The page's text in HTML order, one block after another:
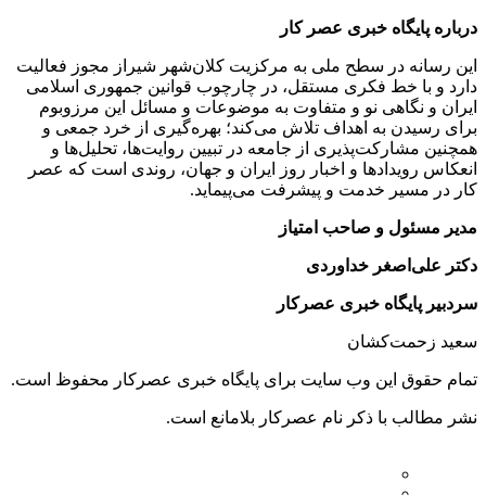
درباره پایگاه خبری عصر کار
این رسانه در سطح ملی به مرکزیت کلان‌شهر شیراز مجوز فعالیت
دارد و با خط فکری مستقل، در چارچوب قوانین جمهوری اسلامی
ایران و نگاهی نو و متفاوت به موضوعات ‌و مسائل این مرزوبوم
برای رسیدن به اهداف تلاش می‌کند؛ بهره‌گیری از خرد جمعی و
همچنین مشارکت‌پذیری از جامعه در تبیین روایت‌ها، تحلیل‌ها و
انعکاس رویدادها و اخبار روز ایران و جهان، روندی است که عصر
کار در مسیر خدمت و پیشرفت می‌پیماید.
مدیر مسئول و صاحب امتیاز
دکتر علی‌اصغر خداوردی
سردبیر پایگاه خبری عصرکار
سعید زحمت‌کشان
تمام حقوق این وب سایت برای پایگاه خبری عصرکار محفوظ است.
نشر مطالب با ذکر نام عصرکار بلامانع است.